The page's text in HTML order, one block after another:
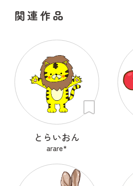
関連作品
とらいおん
arare*